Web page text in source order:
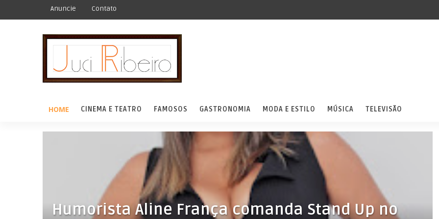
Anuncie Contato
HOME CINEMA E TEATRO FAMOSOS GASTRONOMIA MODA E ESTILO MÚSICA TELEVISÃO
Humorista Aline França comanda Stand Up no